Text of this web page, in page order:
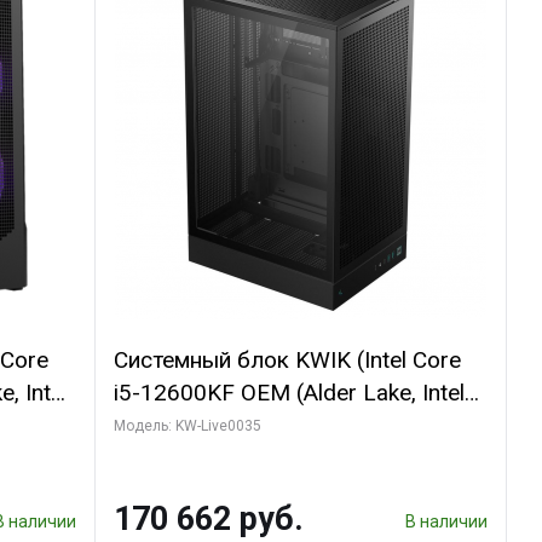
Intel
наличии
Системный блок KWIK (Intel Core
i5-12600KF OEM (Alder Lake, Intel
7, C10 4EC/6PC// 64 ГБ ОЗУ/ Ninja
SSD)
Модель: KW-Live0035
170 662 руб. В наличии